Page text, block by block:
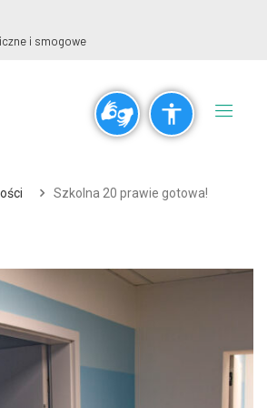
title
zoom_in
Powiększ
Czcionki
i smogowe
Szkolna 20 prawie gotowa!